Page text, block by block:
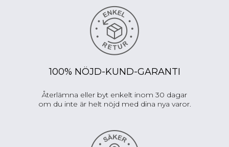
100% NÖJD-KUND-GARANTI
Återlämna eller byt enkelt inom 30 dagar
om du inte är helt nöjd med dina nya varor.